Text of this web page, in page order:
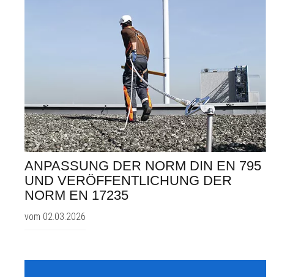
ANPASSUNG DER NORM DIN EN 795
UND VERÖFFENTLICHUNG DER
NORM EN 17235
vom 02.03.2026